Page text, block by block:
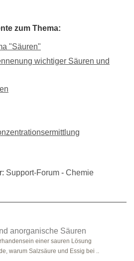
zum Thema:
"Säuren"
wichtiger Säuren und
Support-Forum - Chemie
anorganische Säuren
einer sauren Lösung
warum Salzsäure und Essig bei ..